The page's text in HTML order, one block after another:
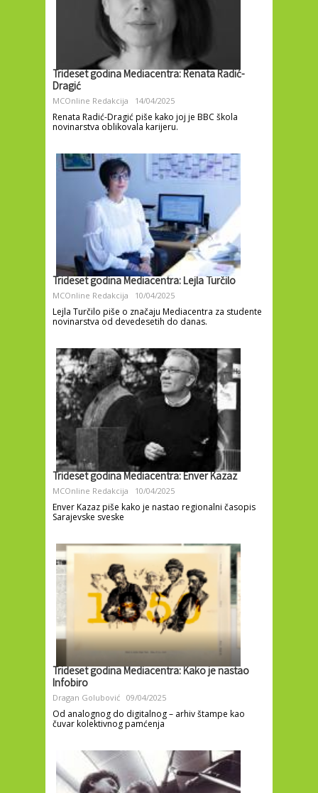
Trideset godina Mediacentra: Renata Radić-
Dragić
MCOnline Redakcija 14/04/2025
Renata Radić-Dragić piše kako joj je BBC škola
novinarstva oblikovala karijeru.
Trideset godina Mediacentra: Lejla Turčilo
MCOnline Redakcija 10/04/2025
Lejla Turčilo piše o značaju Mediacentra za studente
novinarstva od devedesetih do danas.
Trideset godina Mediacentra: Enver Kazaz
MCOnline Redakcija 10/04/2025
Enver Kazaz piše kako je nastao regionalni časopis
Sarajevske sveske
Trideset godina Mediacentra: Kako je nastao
Infobiro
Dragan Golubović 09/04/2025
Od analognog do digitalnog – arhiv štampe kao
čuvar kolektivnog pamćenja